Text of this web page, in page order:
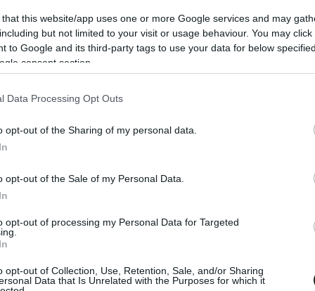
that this website/app uses one or more Google services and may
but not limited to your visit or usage behaviour. You may
to Google and its third-party tags to use your data for below
consent section.
Data Processing Opt Outs
opt-out of the Sharing of my personal data.
opt-out of the Sale of my Personal Data.
opt-out of processing my Personal Data for Targeted
opt-out of Collection, Use, Retention, Sale, and/or Sharing
Data that Is Unrelated with the Purposes for which it
tesztekkel kapcsolatban. Mint arról
Nagydíjon látottak miatt az idei második
a hátsó szárnyakkal szemben,
a statikus tesztek során, 75 kg-os
0,75 mm-rel szabad megnőjön a rés, a
csak 0,5 mm lehet.
nem változtat a hátsó szárnyán